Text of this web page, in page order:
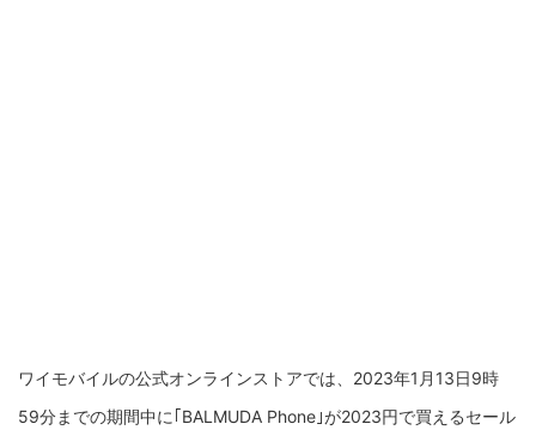
ワイモバイルの公式オンラインストアでは、2023年1月13日9時
59分までの期間中に｢BALMUDA Phone｣が2023円で買えるセール